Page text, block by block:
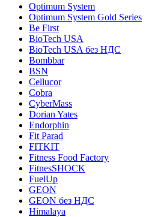
Optimum System
Optimum System Gold Series
Be First
BioTech USA
BioTech USA без НДС
Bombbar
BSN
Cellucor
Cobra
CyberMass
Dorian Yates
Endorphin
Fit Parad
FITKIT
Fitness Food Factory
FitnesSHOCK
FuelUp
GEON
GEON без НДС
Himalaya